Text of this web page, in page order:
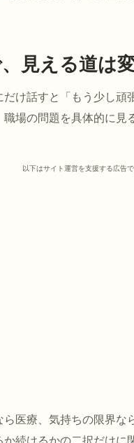
見える道は
け話すと「もう少し頑
場の問題を具体的に見
以下はサイト運営を支援する広告
医療、気持ちの限界な
続けるかの二択だけに